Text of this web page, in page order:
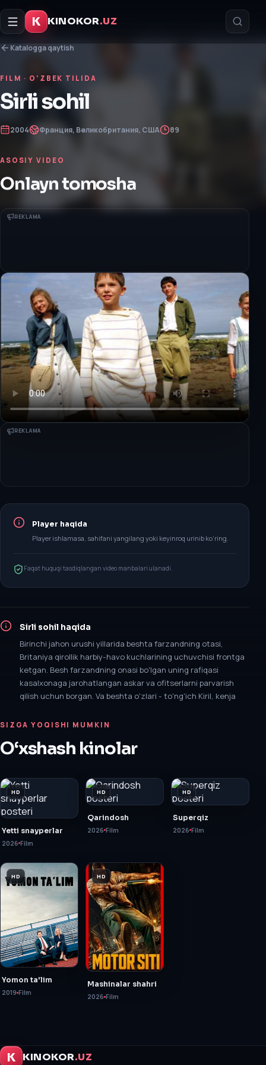
K KINOKOR.UZ
Katalogga qaytish
FILM · O‘ZBEK TILIDA
Sirli sohil
2004 Франция, Великобритания, США 89
ASOSIY VIDEO
Onlayn tomosha
REKLAMA
REKLAMA
Player haqida
Player ishlamasa, sahifani yangilang yoki keyinroq urinib ko‘ring.
Faqat huquqi tasdiqlangan video manbalari ulanadi.
Sirli sohil haqida
Birinchi jahon urushi yillarida beshta farzandning otasi,
Britaniya qirollik harbiy-havo kuchlarining uchuvchisi frontga
ketgan. Besh farzandning onasi bo'lgan uning rafiqasi
kasalxonaga jarohatlangan askar va ofitserlarni parvarish
qilish uchun borgan. Va beshta o'zlari - to'ng'ich Kiril, kenja
SIZGA YOQISHI MUMKIN
O‘xshash kinolar
HD
Yetti snayperlar
2026 Film
HD
Qarindosh
2026 Film
HD
Superqiz
2026 Film
HD
Yomon ta'lim
2019 Film
HD
Mashinalar shahri
2026 Film
K KINOKOR.UZ